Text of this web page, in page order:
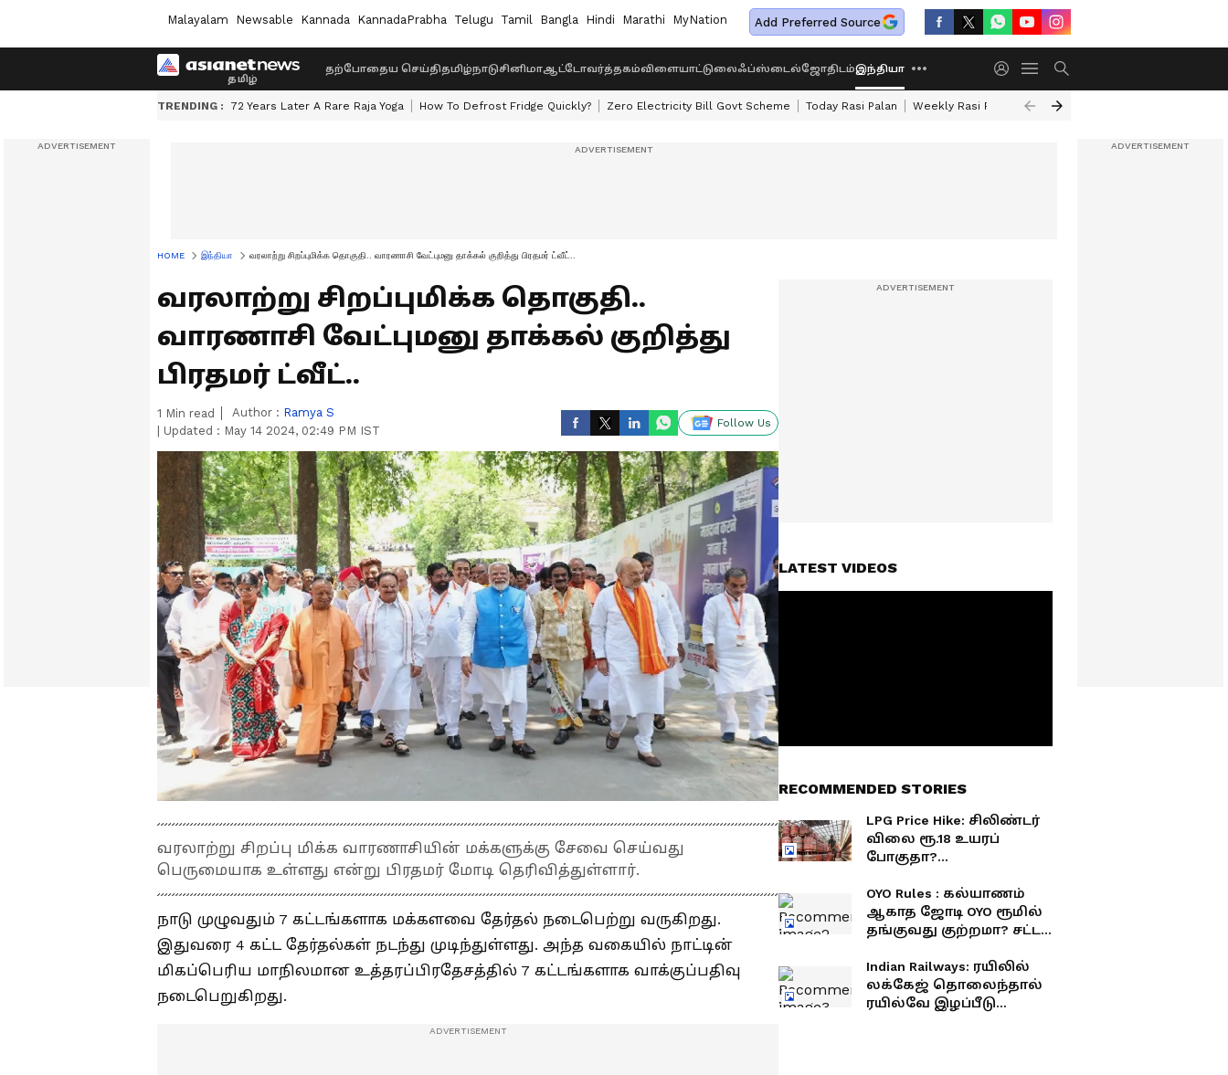
Malayalam Newsable Kannada KannadaPrabha Telugu Tamil Bangla Hindi Marathi MyNation Add Preferred Source
தற்போதைய செய்திதமிழ்நாடுசினிமாஆட்டோவர்த்தகம்விளையாட்டுலைஃப்ஸ்டைல்ஜோதிடம்இந்தியா
TRENDING : 72 Years Later A Rare Raja Yoga How To Defrost Fridge Quickly? Zero Electricity Bill Govt Scheme Today Rasi Palan Weekly Rasi Palan Sun Transit 2026
HOME இந்தியா வரலாற்று சிறப்புமிக்க தொகுதி.. வாரணாசி வேட்புமனு தாக்கல் குறித்து பிரதமர் ட்வீட்..
வரலாற்று சிறப்புமிக்க தொகுதி..
வாரணாசி வேட்புமனு தாக்கல் குறித்து
பிரதமர் ட்வீட்..
1 Min read Author : Ramya S
Updated : May 14 2024, 02:49 PM IST
Follow Us
வரலாற்று சிறப்பு மிக்க வாரணாசியின் மக்களுக்கு சேவை செய்வது
பெருமையாக உள்ளது என்று பிரதமர் மோடி தெரிவித்துள்ளார்.
நாடு முழுவதும் 7 கட்டங்களாக மக்களவை தேர்தல் நடைபெற்று வருகிறது.
இதுவரை 4 கட்ட தேர்தல்கள் நடந்து முடிந்துள்ளது. அந்த வகையில் நாட்டின்
மிகப்பெரிய மாநிலமான உத்தரப்பிரதேசத்தில் 7 கட்டங்களாக வாக்குப்பதிவு
நடைபெறுகிறது.
LATEST VIDEOS
RECOMMENDED STORIES
LPG Price Hike: சிலிண்டர்
விலை ரூ.18 உயரப்
போகுதா?
அடுத்த ஷாக்!
OYO Rules : கல்யாணம்
ஆகாத ஜோடி OYO ரூமில்
தங்குவது குற்றமா? சட்டம்
Indian Railways: ரயிலில்
லக்கேஜ் தொலைந்தால்
ரயில்வே இழப்பீடு